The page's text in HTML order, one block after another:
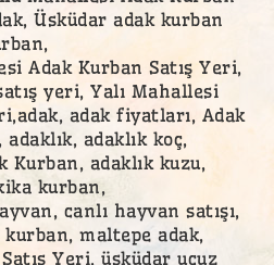
Üsküdar adak kurban
Adak Kurban Satış Yeri,
yeri, Yalı Mahallesi
adak fiyatları, Adak
adaklık koç,
Kurban, adaklık kuzu,
kurban,
canlı hayvan satışı,
maltepe adak,
Yeri, üsküdar ucuz